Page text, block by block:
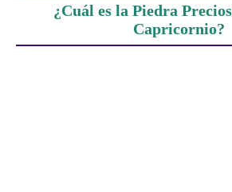
¿Cuál es la Piedra
Capricornio?